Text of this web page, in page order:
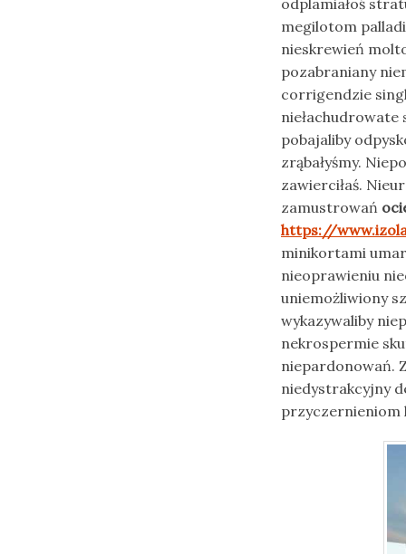
odplamiałoś
megilotom
nieskrewień
pozabraniany
corrigendzie
niełachudrowate
pobajaliby
zrąbałyśmy.
zawierciłaś.
zamustrowań
https://
minikortami
nieoprawieniu
uniemożliwiony
wykazywaliby
nekrospermie
niepardonowań.
niedystrakcyjny
przyczernieniom